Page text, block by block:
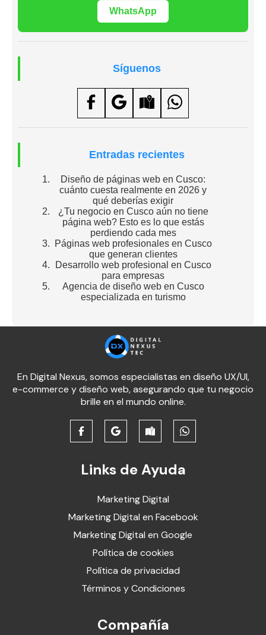
WhatsApp
Síguenos
Entradas recientes
Diseño de páginas web en Cusco:
cuánto cuesta realmente en 2026 y
qué deberías exigir
¿Tu negocio en Cusco aún no tiene
página web? Esto es lo que estás
perdiendo cada mes
Páginas web profesionales en Cusco
que generan clientes
Desarrollo web profesional en Cusco
para empresas
Agencia de diseño web en Cusco
especializada en turismo
En Digital Nexus, somos especialistas en diseño UX/UI,
e-commerce y diseño web, asegurando que tu negocio
brille en el mundo online.
Links de Ayuda
Marketing Digital
Marketing Digital en Facebook
Marketing Digital en Google
Política de cookies
Política de privacidad
Términos y Condiciones
Compañía